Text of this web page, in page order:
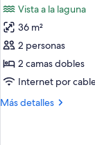
las
fotos
de
Habitación
doble
2
Vista a la laguna
36 m²
2 personas
2 camas dobles
Internet por
Más detalles
Más